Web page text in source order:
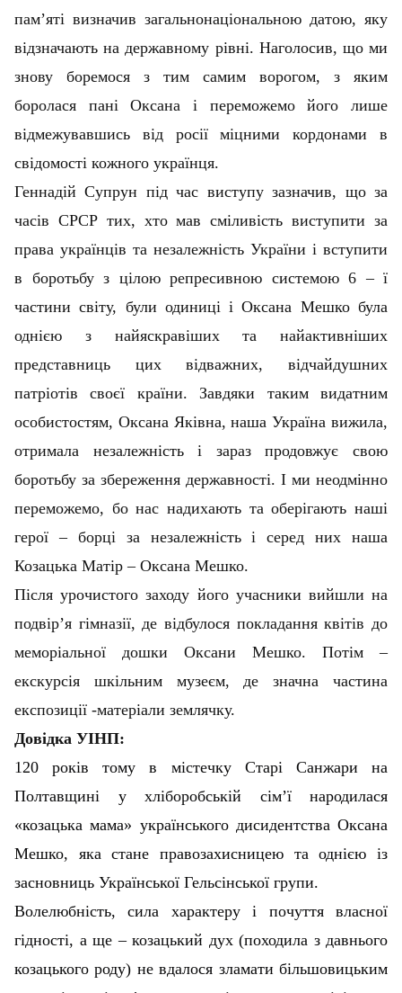
пам’яті визначив загальнонаціональною датою, яку
відзначають на державному рівні. Наголосив, що ми
знову боремося з тим самим ворогом, з яким
боролася пані Оксана і переможемо його лише
відмежувавшись від росії міцними кордонами в
свідомості кожного українця.
Геннадій Супрун під час виступу зазначив, що за
часів СРСР тих, хто мав сміливість виступити за
права українців та незалежність України і вступити
в боротьбу з цілою репресивною системою 6 – ї
частини світу, були одиниці і Оксана Мешко була
однією з найяскравіших та найактивніших
представниць цих відважних, відчайдушних
патріотів своєї країни. Завдяки таким видатним
особистостям, Оксана Яківна, наша Україна вижила,
отримала незалежність і зараз продовжує свою
боротьбу за збереження державності. І ми неодмінно
переможемо, бо нас надихають та оберігають наші
герої – борці за незалежність і серед них наша
Козацька Матір – Оксана Мешко.
Після урочистого заходу його учасники вийшли на
подвір’я гімназії, де відбулося покладання квітів до
меморіальної дошки Оксани Мешко. Потім –
екскурсія шкільним музеєм, де значна частина
експозиції -матеріали землячку.
Довідка УІНП:
120 років тому в містечку Старі Санжари на
Полтавщині у хліборобській сім’ї народилася
«козацька мама» українського дисидентства Оксана
Мешко, яка стане правозахисницею та однією із
засновниць Української Гельсінської групи.
Волелюбність, сила характеру і почуття власної
гідності, а ще – козацький дух (походила з давнього
козацького роду) не вдалося зламати більшовицьким